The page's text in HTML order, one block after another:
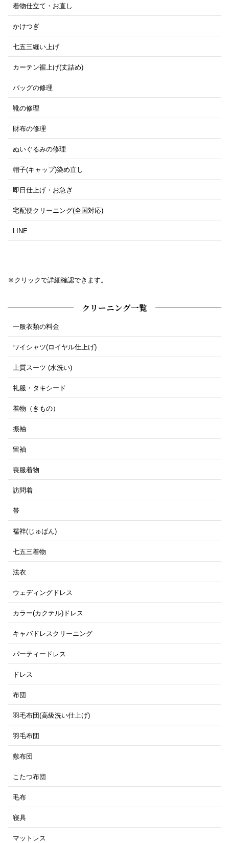
着物仕立て・お直し
かけつぎ
七五三縫い上げ
カーテン裾上げ(丈詰め)
バッグの修理
靴の修理
財布の修理
ぬいぐるみの修理
帽子(キャップ)染め直し
即日仕上げ・お急ぎ
宅配便クリーニング(全国対応)
LINE
※クリックで詳細確認できます。
クリーニング一覧
一般衣類の料金
ワイシャツ(ロイヤル仕上げ)
上質スーツ (水洗い)
礼服・タキシード
着物（きもの）
振袖
留袖
喪服着物
訪問着
帯
襦袢(じゅばん)
七五三着物
法衣
ウェディングドレス
カラー(カクテル)ドレス
キャバドレスクリーニング
パーティードレス
ドレス
布団
羽毛布団(高級洗い仕上げ)
羽毛布団
敷布団
こたつ布団
毛布
寝具
マットレス